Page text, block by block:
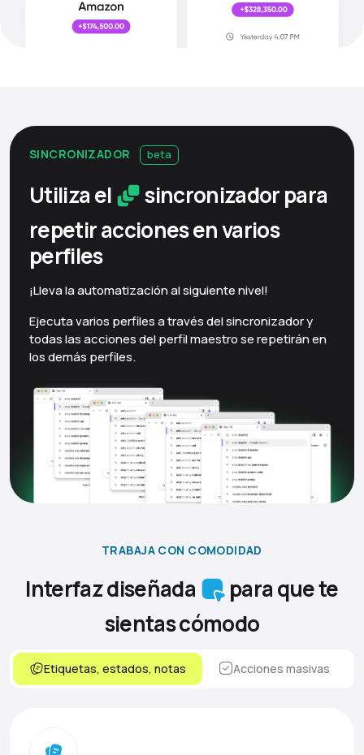
SINCRONIZADOR beta
Utiliza el
sincronizador para
repetir acciones en varios
perfiles
¡Lleva la automatización al siguiente nivel!
Ejecuta varios perfiles a través del sincronizador y
todas las acciones del perfil maestro se repetirán en
los demás perfiles.
TRABAJA CON COMODIDAD
Interfaz diseñada
para que te
sientas cómodo
Etiquetas, estados, notas Acciones masivas